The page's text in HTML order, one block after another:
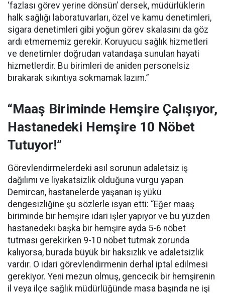
‘fazlası görev yerine dönsün’ dersek, müdürlüklerin
halk sağlığı laboratuvarları, özel ve kamu denetimleri,
sigara denetimleri gibi yoğun görev skalasını da göz
ardı etmememiz gerekir. Koruyucu sağlık hizmetleri
ve denetimler doğrudan vatandaşa sunulan hayati
hizmetlerdir. Bu birimleri de aniden personelsiz
bırakarak sıkıntıya sokmamak lazım.”
“Maaş Biriminde Hemşire Çalışıyor,
Hastanedeki Hemşire 10 Nöbet
Tutuyor!”
Görevlendirmelerdeki asıl sorunun adaletsiz iş
dağılımı ve liyakatsizlik olduğuna vurgu yapan
Demircan, hastanelerde yaşanan iş yükü
dengesizliğine şu sözlerle isyan etti: “Eğer maaş
biriminde bir hemşire idari işler yapıyor ve bu yüzden
hastanedeki başka bir hemşire ayda 5-6 nöbet
tutması gerekirken 9-10 nöbet tutmak zorunda
kalıyorsa, burada büyük bir haksızlık ve adaletsizlik
vardır. O idari görevlendirmenin derhal iptal edilmesi
gerekiyor. Yeni mezun olmuş, gencecik bir hemşirenin
il veya ilçe sağlık müdürlüğünde masa başında ne işi